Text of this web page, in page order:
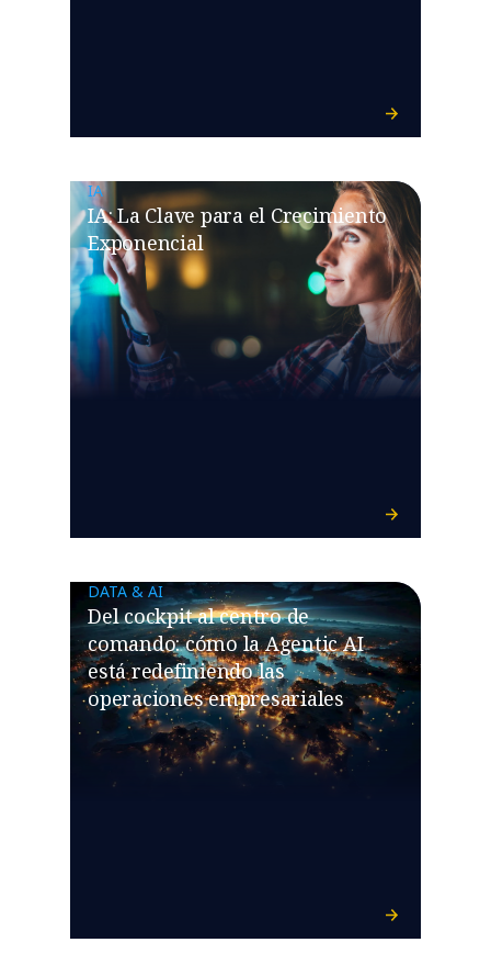
IA
IA: La Clave para el Crecimiento
Exponencial
DATA & AI
Del cockpit al centro de
comando: cómo la Agentic AI
está redefiniendo las
operaciones empresariales